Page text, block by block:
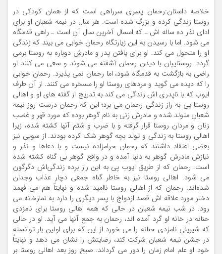
خلاصه داستان:رحمان پسری سرراهی است که از همان کودکی در
روستا زندگی کرده و بزرگ شده است. هر سال در نیمه شعبان او برای
ادای نذر ده ساله اش ـ که امسال آخرین سال آن است ـ راهی قدمگاه
می شود. اما با رسیدن به این زیارتگاه رحمان خوابی می بیند که زندگی
او را متحول می کند. او برای یافتن پدر و مادرش دوباره به روستا برمی
گردد. روستاییان با دیدن رحمان آشفته می شوند و سعی می کنند او
راضی به بازگشت به قدمگاه شود، اما رحمان نمی پذیرد. رحمان خوابی
را که دیده می گوید و مردهای روستا او را مسخره می کنند. از آن طرف
ایوب که با ناپدری اش زندگی می کند به تدریج از گفته های او و اهالی
روستا پی به راز زندگی رحمان می برد؛ این که رحمان درست روز نیمه
شعبان متولد شده و مادرش زنی به نام گوهر بوده که مورد قهر و غضب
زنان و مردان روستا قرار گرفته و با ضرب و شتم آنها کشته شده، زیرا
اهالی روستا به زندگی و تولد بچه گوهر شک کرده بودند. از سویی نیز
بعضی اعتقاد داشتند که رحمان حرامزاده نیست و با دعاها و نذر و
نیازش مادرش گوهر به دنیا آمده و در واقع گوهر بی گناه کشته شده
است. رحمان که از طریق ایوب پی به این راز برده زندگی‌اش دگرگون
می شود. اهالی روستا نیز به خاطر گناه جمعی دچار عذاب وجدان
شده‌اند. رحمان که از اهالی روستا ناامید شده و نهایتاً هم می فهمد
دختر مورد علاقه اش قصد ازدواج با پسر دیگری را دارد به نمازخانه می
رود. در شب نیمه شعبان در حالی که همه اهالی روستا برای نامزدی
حنانه در خانه او گرد آمده اند، رحمان به جمع آنها می آید. او در حالی
که شیرینی نامزدی حنانه را می خورد از این که برای اولین بار توانسته
در جشن نیمه شعبان شرکت کند، رضایتش را نشان می دهد و نهایتاً
خود او علم امام زمان را دور می گرداند. صبح روز بعد اهالی روستا بر